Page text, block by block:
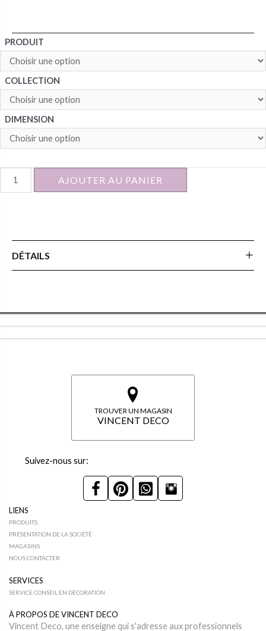
PRODUIT
COLLECTION
DIMENSION
AJOUTER AU PANIER
DÉTAILS
TROUVER UN MAGASIN
VINCENT DECO
Suivez-nous sur:
LIENS
PRODUITS
PRÉSENTATION DE LA SOCIÉTÉ
MAGASINS
NOUS CONTACTER
SERVICES
SERVICE CONSEIL EN DÉCORATION
À PROPOS DE VINCENT DECO
Vincent Deco, une enseigne qui s'adresse aux professionnels